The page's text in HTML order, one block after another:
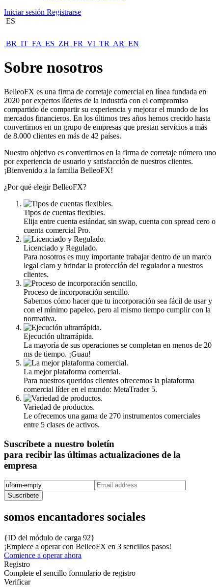
Iniciar sesión Registrarse
ES
BR IT FA ES ZH FR VI TR AR EN
Sobre nosotros
BelleoFX es una firma de corretaje comercial en línea fundada en
2020 por expertos líderes de la industria con el compromiso
compartido de compartir su experiencia y mejorar el mundo de los
mercados financieros. En los últimos tres años hemos crecido hasta
convertirnos en un grupo de empresas que prestan servicios a más
de 8.000 clientes en más de 42 países.
Nuestro objetivo es convertirnos en la firma de corretaje número uno
por experiencia de usuario y satisfacción de nuestros clientes.
¡Bienvenido a la familia BelleoFX!
¿Por qué elegir BelleoFX?
Tipos de cuentas flexibles.
Elija entre cuenta estándar, sin swap, cuenta con spread cero o
cuenta comercial Pro.
Licenciado y Regulado.
Para nosotros es muy importante trabajar dentro de un marco
legal claro y brindar la protección del regulador a nuestros
clientes.
Proceso de incorporación sencillo.
Sabemos cómo hacer que tu incorporación sea fácil de usar y
con el mínimo papeleo, pero al mismo tiempo cumplir con la
normativa.
Ejecución ultrarrápida.
La mayoría de sus operaciones se completan en menos de 20
ms de tiempo. ¡Guau!
La mejor plataforma comercial.
Para nuestros queridos clientes ofrecemos la plataforma
comercial líder en el mundo: MetaTrader 5.
Variedad de productos.
Le ofrecemos una gama de 270 instrumentos comerciales
entre 5 clases de activos.
Suscríbete a nuestro boletín
para recibir las últimas actualizaciones de la
empresa
Suscríbete️
somos encantadores sociales
{ID del módulo de carga 92}
¡Empiece a operar con BelleoFX en 3 sencillos pasos!
Comience a operar ahora
Registro
Complete el sencillo formulario de registro
Verificar